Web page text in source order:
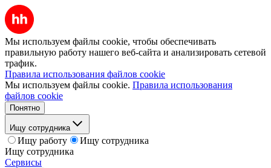
Мы используем файлы cookie, чтобы обеспечивать
правильную работу нашего веб-сайта и анализировать сетевой
трафик.
Правила использования файлов cookie
Мы используем файлы cookie. Правила использования
файлов cookie
Понятно
Ищу сотрудника
Ищу работу
Ищу сотрудника
Ищу сотрудника
Сервисы